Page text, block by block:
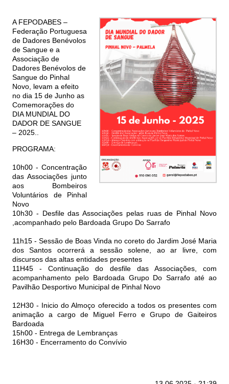
A FEPODABES –
Federação Portuguesa
de Dadores Benévolos
de Sangue e a
Associação de
Dadores Benévolos de
Sangue do Pinhal
Novo, levam a efeito
no dia 15 de Junho as
Comemorações do
DIA MUNDIAL DO
DADOR DE SANGUE
– 2025..
PROGRAMA:
10h00 - Concentração
das Associações junto
aos Bombeiros
Voluntários de Pinhal
Novo
10h30 - Desfile das Associações pelas ruas de Pinhal Novo
,acompanhado pelo Bardoada Grupo Do Sarrafo
11h15 - Sessão de Boas Vinda no coreto do Jardim José Maria
dos Santos ocorrerá a sessão solene, ao ar livre, com
discursos das altas entidades presentes
11H45 - Continuação do desfile das Associações, com
acompanhamento pelo Bardoada Grupo Do Sarrafo até ao
Pavilhão Desportivo Municipal de Pinhal Novo
12H30 - Inicio do Almoço oferecido a todos os presentes com
animação a cargo de Miguel Ferro e Grupo de Gaiteiros
Bardoada
15h00 - Entrega de Lembranças
16H30 - Encerramento do Convívio